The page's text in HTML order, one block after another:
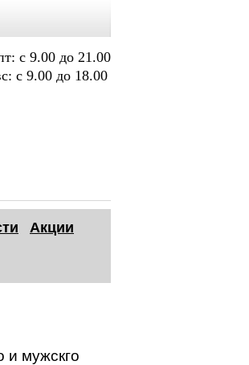
с 9.00 до 21.00
с 9.00 до 18.00
Акции
и мужскго